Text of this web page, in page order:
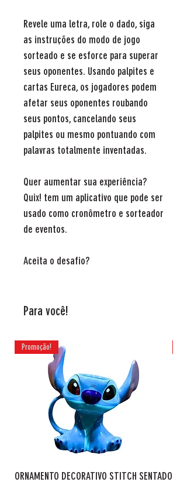
Revele uma letra, role o dado, siga
as instruções do modo de jogo
sorteado e se esforce para superar
seus oponentes. Usando palpites e
cartas Eureca, os jogadores podem
afetar seus oponentes roubando
seus pontos, cancelando seus
palpites ou mesmo pontuando com
palavras totalmente inventadas.
Quer aumentar sua experiência?
Quix! tem um aplicativo que pode ser
usado como cronômetro e sorteador
de eventos.
Aceita o desafio?
Para você!
Promoção!
ORNAMENTO DECORATIVO STITCH SENTADO